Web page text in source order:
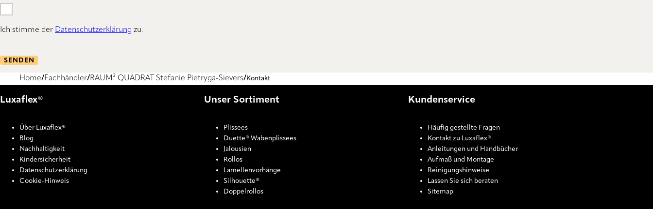
Ich stimme der Datenschutzerklärung zu.
SENDEN
Home Fachhändler RAUM² QUADRAT Stefanie Pietryga-Sievers Kontakt
Luxaflex®
Über Luxaflex®
Blog
Nachhaltigkeit
Kindersicherheit
Datenschutzerklärung
Cookie-Hinweis
Unser Sortiment
Plissees
Duette® Wabenplissees
Jalousien
Rollos
Lamellenvorhänge
Silhouette®
Doppelrollos
Kundenservice
Häufig gestellte Fragen
Kontakt zu Luxaflex®
Anleitungen und Handbücher
Aufmaß und Montage
Reinigungshinweise
Lassen Sie sich beraten
Sitemap